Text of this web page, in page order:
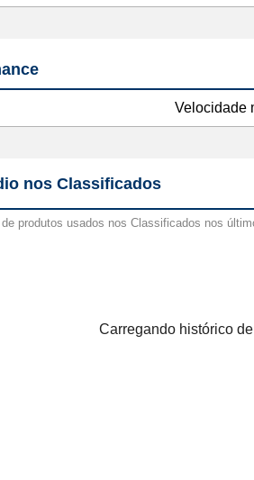
Velocidade
nos Classificados
produtos usados nos Classificados nos
Carregando histórico